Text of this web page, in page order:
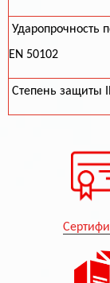
Ударопрочность
EN 50102
Степень защиты